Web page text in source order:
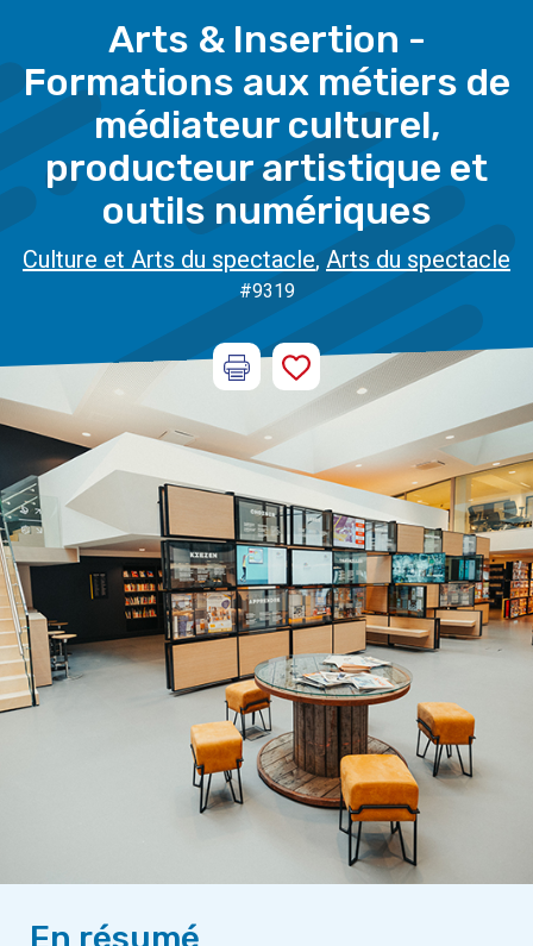
Arts & Insertion -
Formations aux métiers de
médiateur culturel,
producteur artistique et
outils numériques
Culture et Arts du spectacle, Arts du spectacle
#9319
En résumé